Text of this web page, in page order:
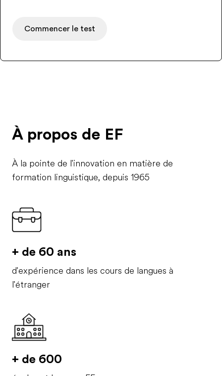
Commencer le test
À propos de EF
À la pointe de l'innovation en matière de
formation linguistique, depuis 1965
+ de 60 ans
d'expérience dans les cours de langues à
l'étranger
+ de 600